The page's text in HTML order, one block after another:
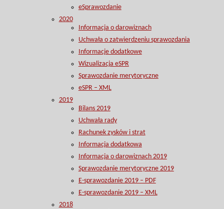
eSprawozdanie
2020
Informacja o darowiznach
Uchwała o zatwierdzeniu sprawozdania
Informacje dodatkowe
Wizualizacja eSPR
Sprawozdanie merytoryczne
eSPR – XML
2019
Bilans 2019
Uchwała rady
Rachunek zysków i strat
Informacja dodatkowa
Informacja o darowiznach 2019
Sprawozdanie merytoryczne 2019
E-sprawozdanie 2019 – PDF
E-sprawozdanie 2019 – XML
2018